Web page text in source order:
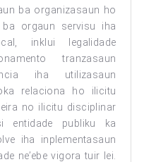
ba organizasaun ho
orgaun servisu iha
inklui legalidade
tranzasaun
iha utilizasaun
relaciona ho ilicitu
no ilicitu disciplinar
entidade publiku ka
iha inplementasaun
ne’ebe vigora tuir lei.